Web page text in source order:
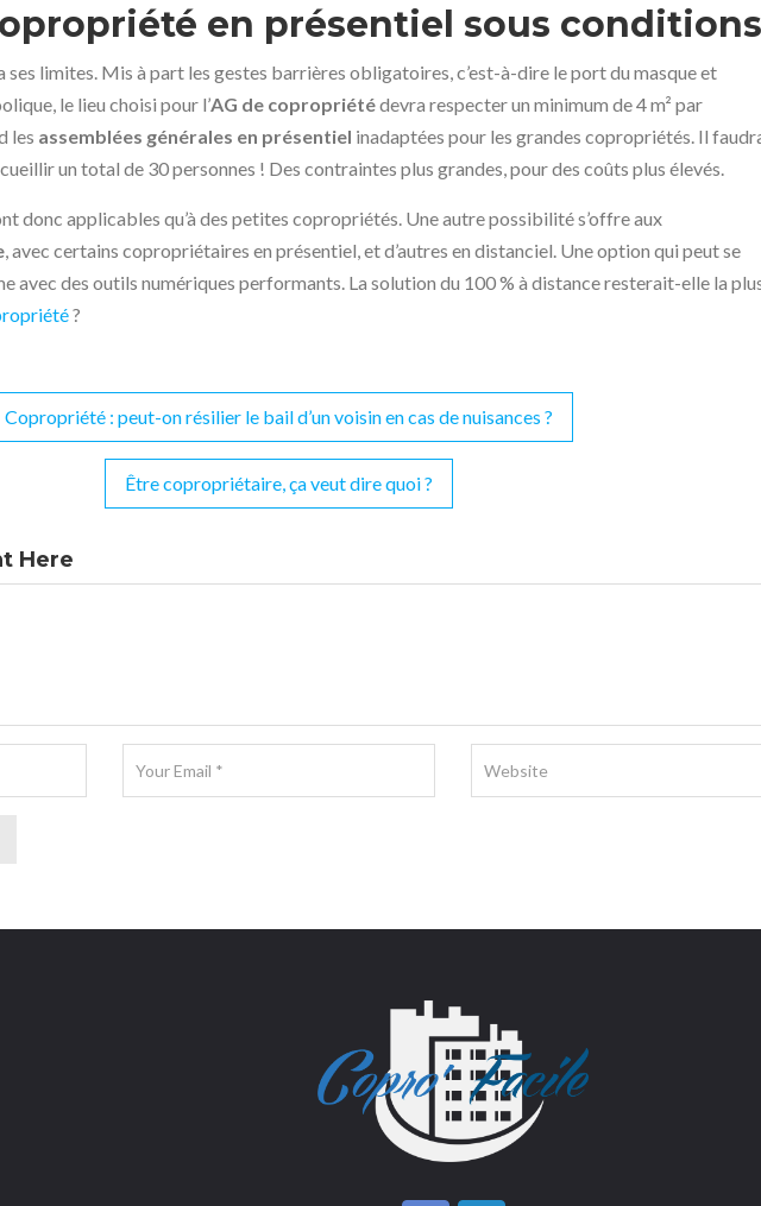
en présentiel sous conditions
limites. Mis à part les gestes barrières obligatoires, c’est-à-dire le port du masque et
le lieu choisi pour l’AG de copropriétédevra respecter un minimum de 4 m² par
les assemblées générales en présentiel inadaptées pour les grandes copropriétés. Il
un total de 30 personnes ! Des contraintes plus grandes, pour des coûts plus élevés.
donc applicables qu’à des petites copropriétés. Une autre possibilité s’offre aux
, avec certains copropriétaires en présentiel, et d’autres en distanciel. Une option qui peut se
avec des outils numériques performants. La solution du 100 % à distance resterait-elle la
?
Copropriété : peut-on résilier le bail d’un voisin en cas de nuisances ?
Être copropriétaire, ça veut dire quoi ?
Here